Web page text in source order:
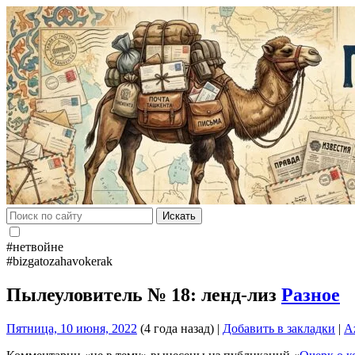
Искать
#нетвойне
#bizgatozahavokerak
Пылеуловитель № 18: ленд-лиз Разное
Пятница, 10 июня, 2022 (4 года назад) | Добавить в закладки |